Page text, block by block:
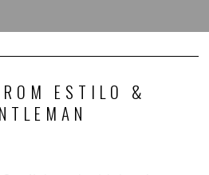
ESTILO &